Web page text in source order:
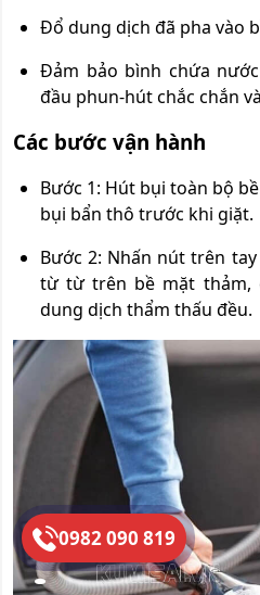
Đổ dung dịch đã pha vào
Đảm bảo bình chứa
đầu phun-hút chắc chắn
Các bước vận hành
Bước 1: Hút bụi toàn bộ
bụi bẩn thô trước khi giặt.
Bước 2: Nhấn nút trên
từ từ trên bề mặt thảm,
dung dịch thẩm thấu đều.
0982 090 819